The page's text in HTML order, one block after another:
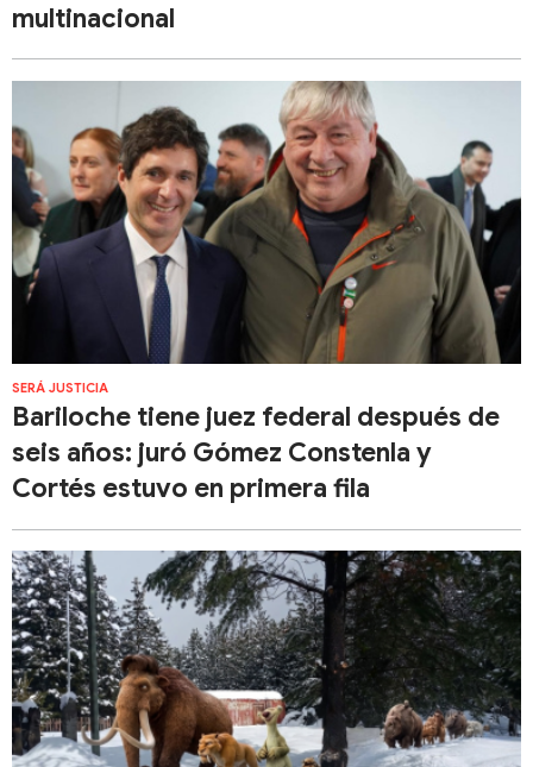
multinacional
SERÁ JUSTICIA
Bariloche tiene juez federal después de
seis años: juró Gómez Constenla y
Cortés estuvo en primera fila